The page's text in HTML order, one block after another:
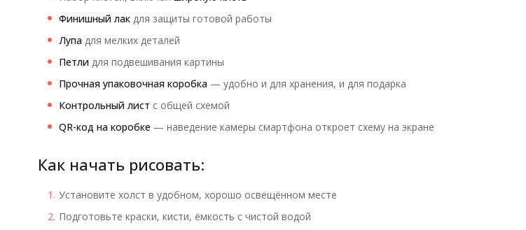
Финишный лакдля защиты готовой работы
Лупадля мелких деталей
Петлидля подвешивания картины
Прочная упаковочная коробка— удобно и для хранения, и для подарка
Контрольный лист с общей схемой
QR-код на коробке — наведение камеры смартфона откроет схему на экране
Как начать рисовать:
Установите холст в удобном, хорошо освещённом месте
Подготовьте краски, кисти, ёмкость с чистой водой